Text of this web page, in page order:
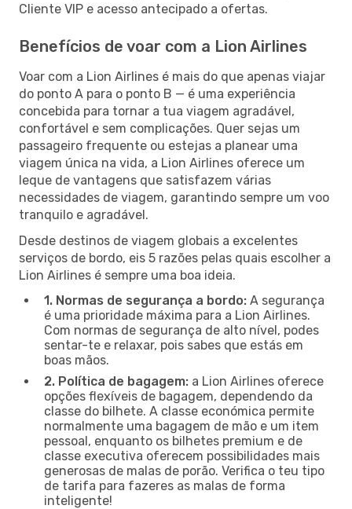
Cliente VIP e acesso antecipado a ofertas.
Benefícios de voar com a Lion Airlines
Voar com a Lion Airlines é mais do que apenas viajar
do ponto A para o ponto B — é uma experiência
concebida para tornar a tua viagem agradável,
confortável e sem complicações. Quer sejas um
passageiro frequente ou estejas a planear uma
viagem única na vida, a Lion Airlines oferece um
leque de vantagens que satisfazem várias
necessidades de viagem, garantindo sempre um voo
tranquilo e agradável.
Desde destinos de viagem globais a excelentes
serviços de bordo, eis 5 razões pelas quais escolher a
Lion Airlines é sempre uma boa ideia.
1. Normas de segurança a bordo: A segurança
é uma prioridade máxima para a Lion Airlines.
Com normas de segurança de alto nível, podes
sentar-te e relaxar, pois sabes que estás em
boas mãos.
2. Política de bagagem: a Lion Airlines oferece
opções flexíveis de bagagem, dependendo da
classe do bilhete. A classe económica permite
normalmente uma bagagem de mão e um item
pessoal, enquanto os bilhetes premium e de
classe executiva oferecem possibilidades mais
generosas de malas de porão. Verifica o teu tipo
de tarifa para fazeres as malas de forma
inteligente!